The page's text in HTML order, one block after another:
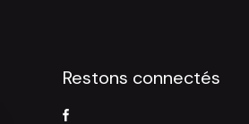
Restons connectés